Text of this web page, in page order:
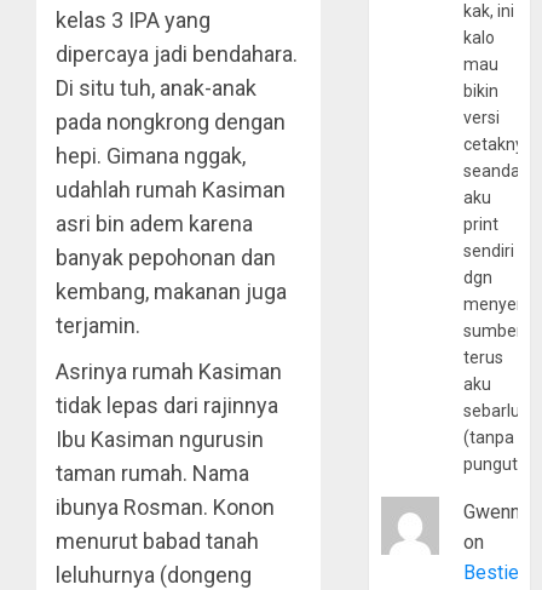
kelas 3 IPA yang
dipercaya jadi bendahara.
Di situ tuh, anak-anak
pada nongkrong dengan
hepi. Gimana nggak,
udahlah rumah Kasiman
asri bin adem karena
banyak pepohonan dan
kembang, makanan juga
terjamin.
Asrinya rumah Kasiman
tidak lepas dari rajinnya
Ibu Kasiman ngurusin
taman rumah. Nama
ibunya Rosman. Konon
menurut babad tanah
leluhurnya (dongeng
kak, ini
kalo
mau
bikin
versi
cetaknya
aku
print
sendiri
dgn
sumber
terus
aku
(tanpa
Gwenny
on
Bestie